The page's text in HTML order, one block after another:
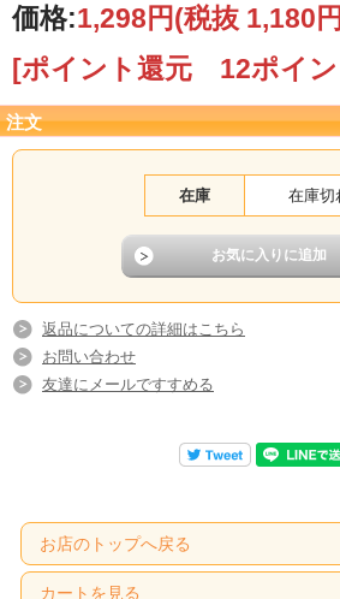
価格:1,298円(税抜 1,180
[ポイント還元 12ポイ
注文
在庫 在庫切
返品についての詳細はこちら
お問い合わせ
友達にメールですすめる
お店のトップへ戻る
カートを見る